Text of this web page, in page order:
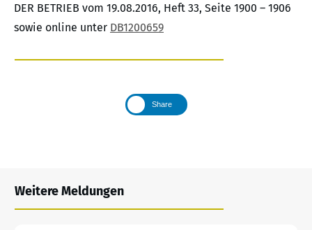
DER BETRIEB vom 19.08.2016, Heft 33, Seite 1900 – 1906
sowie online unter DB1200659
Share
Weitere Meldungen